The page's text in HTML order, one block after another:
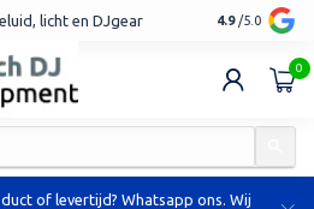
licht en DJgear Tot 7 jaar
4.9 /5.0
0
of levertijd? Whatsapp ons. Wij